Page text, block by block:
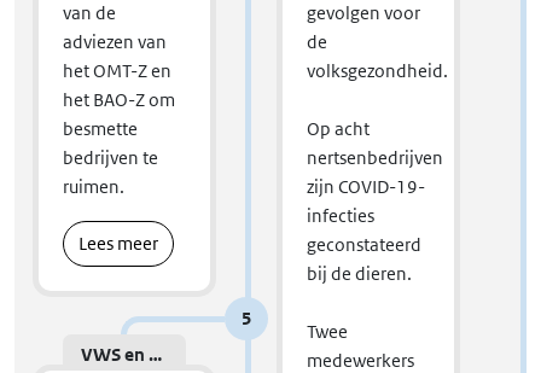
van de
adviezen van
het OMT-Z en
het BAO-Z om
besmette
bedrijven te
ruimen.
Lees meer
gevolgen voor
de
volksgezondheid.
Op acht
nertsenbedrijven
zijn COVID-19-
infecties
geconstateerd
bij de dieren.
Twee
medewerkers
5
VWS en LNV